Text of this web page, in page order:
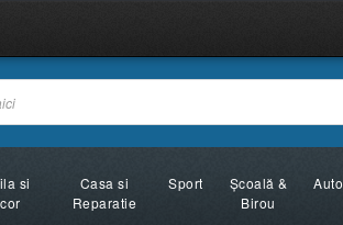
si
Casa si
Reparatie
Sport
Şcoală &
Birou
Auto